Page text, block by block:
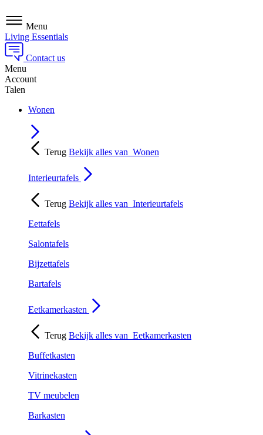
Menu
Living Essentials
Contact us
Menu
Account
Talen
Wonen
Terug Bekijk alles van Wonen
Interieurtafels
Terug Bekijk alles van Interieurtafels
Eettafels
Salontafels
Bijzettafels
Bartafels
Eetkamerkasten
Terug Bekijk alles van Eetkamerkasten
Buffetkasten
Vitrinekasten
TV meubelen
Barkasten